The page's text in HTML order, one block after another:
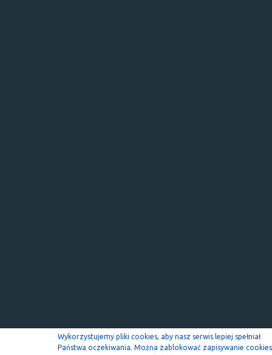
Wykorzystujemy pliki cookies, aby nasz serwis lepiej spełniał
Państwa oczekiwania. Można zablokować zapisywanie